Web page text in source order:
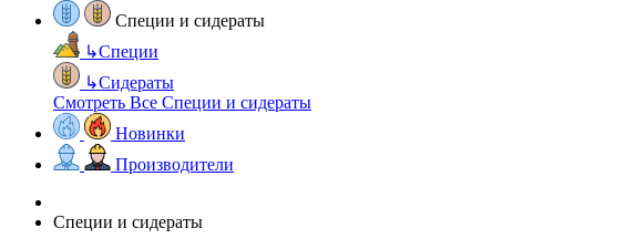
Специи и сидераты
↳Специи
↳Сидераты
Смотреть Все Специи и сидераты
Новинки
Производители
Специи и сидераты